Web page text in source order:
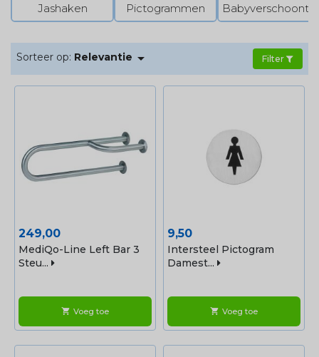
Jashaken Pictogrammen
Sorteer op: Relevantie  Filter
Prijs
249,00
MediQo-Line Left Bar 3
Steu...
shopping_cart Voeg toe
Prijs
9,50
Intersteel Pictogram
Damest...
shopping_cart Voeg toe